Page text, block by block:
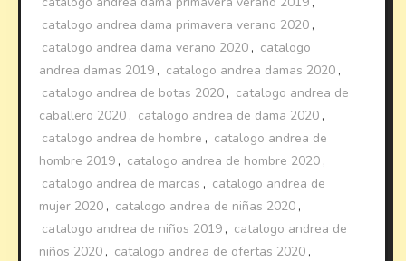
catalogo andrea dama primavera verano 2020 ,
catalogo andrea dama verano 2020 , catalogo
andrea damas 2019 , catalogo andrea damas 2020 ,
catalogo andrea de botas 2020 , catalogo andrea de
caballero 2020 , catalogo andrea de dama 2020 ,
catalogo andrea de hombre , catalogo andrea de
hombre 2019 , catalogo andrea de hombre 2020 ,
catalogo andrea de marcas , catalogo andrea de
mujer 2020 , catalogo andrea de niñas 2020 ,
catalogo andrea de niños 2019 , catalogo andrea de
niños 2020 , catalogo andrea de ofertas 2020 ,